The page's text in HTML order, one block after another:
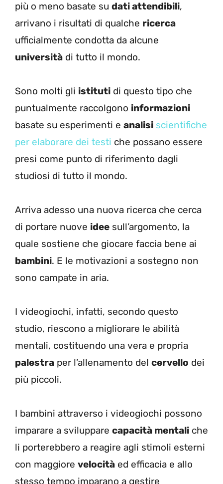
più o meno basate su dati attendibili,
arrivano i risultati di qualche ricerca
ufficialmente condotta da alcune
università di tutto il mondo.
Sono molti gli istituti di questo tipo che
puntualmente raccolgono informazioni
basate su esperimenti e analisi scientifiche
per elaborare dei testi che possano essere
presi come punto di riferimento dagli
studiosi di tutto il mondo.
Arriva adesso una nuova ricerca che cerca
di portare nuove idee sull’argomento, la
quale sostiene che giocare faccia bene ai
bambini. E le motivazioni a sostegno non
sono campate in aria.
I videogiochi, infatti, secondo questo
studio, riescono a migliorare le abilità
mentali, costituendo una vera e propria
palestra per l’allenamento del cervello dei
più piccoli.
I bambini attraverso i videogiochi possono
imparare a sviluppare capacità mentali che
li porterebbero a reagire agli stimoli esterni
con maggiore velocità ed efficacia e allo
stesso tempo imparano a gestire